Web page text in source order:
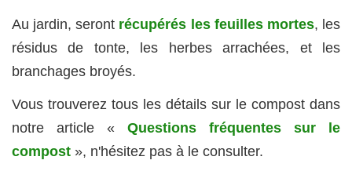
Au jardin, seront récupérés les feuilles mortes, les
résidus de tonte, les herbes arrachées, et les
branchages broyés.
Vous trouverez tous les détails sur le compost dans
notre article « Questions fréquentes sur le
compost », n'hésitez pas à le consulter.